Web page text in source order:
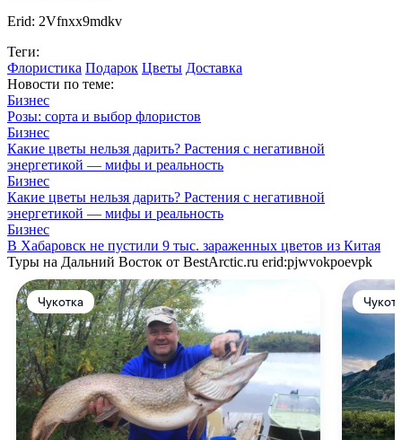
Erid: 2Vfnxx9mdkv
Теги:
Флористика Подарок Цветы Доставка
Новости по теме:
Бизнес
Розы: сорта и выбор флористов
Бизнес
Какие цветы нельзя дарить? Растения с негативной
энергетикой — мифы и реальность
Бизнес
Какие цветы нельзя дарить? Растения с негативной
энергетикой — мифы и реальность
Бизнес
В Хабаровск не пустили 9 тыс. зараженных цветов из Китая
Туры на Дальний Восток от BestArctic.ru erid:pjwvokpoevpk